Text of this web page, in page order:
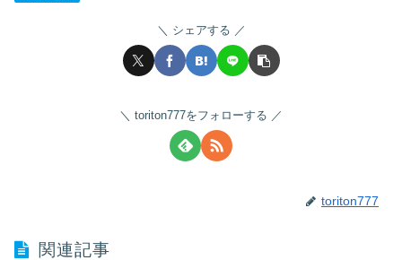
シェアする
toriton777をフォローする
toriton777
関連記事